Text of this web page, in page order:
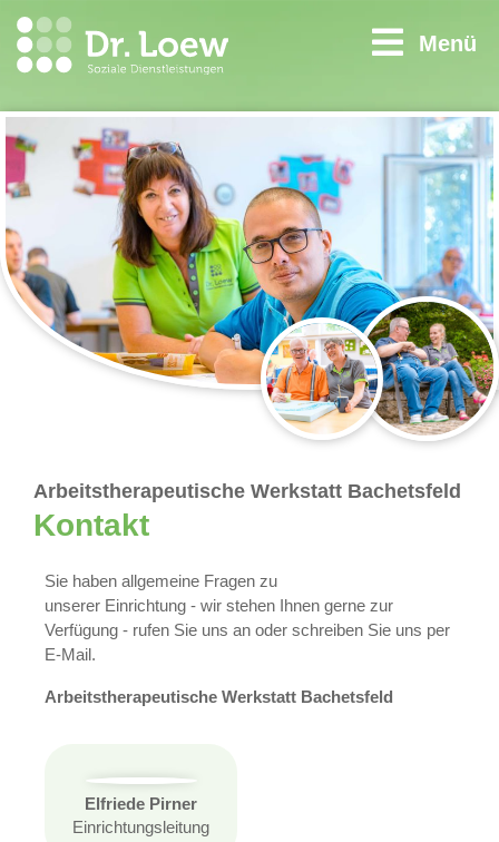
Menü
Arbeitstherapeutische Werkstatt Bachetsfeld
Kontakt
Sie haben allgemeine Fragen zu
unserer Einrichtung - wir stehen Ihnen gerne zur
Verfügung - rufen Sie uns an oder schreiben Sie uns per
E-Mail.
Arbeitstherapeutische Werkstatt Bachetsfeld
Elfriede Pirner
Einrichtungsleitung